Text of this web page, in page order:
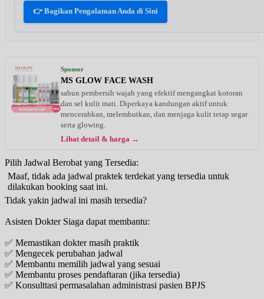
👉 Bagikan Pengalaman Anda di Sini
Sponsor
MS GLOW FACE WASH
sabun pembersih wajah yang efektif mengangkat kotoran
dan sel kulit mati. Diperkaya kandungan aktif untuk
mencerahkan, melembutkan, dan menjaga kulit tetap segar
serta glowing.
Lihat detail & harga →
Pilih Jadwal Berobat yang Tersedia:
Maaf, tidak ada jadwal praktek terdekat yang tersedia untuk
dilakukan booking saat ini.
Tidak yakin jadwal ini masih tersedia?
Asisten Dokter Siaga dapat membantu:
✅ Memastikan dokter masih praktik
✅ Mengecek perubahan jadwal
✅ Membantu memilih jadwal yang sesuai
✅ Membantu proses pendaftaran (jika tersedia)
✅ Konsulttasi permasalahan administrasi pasien BPJS